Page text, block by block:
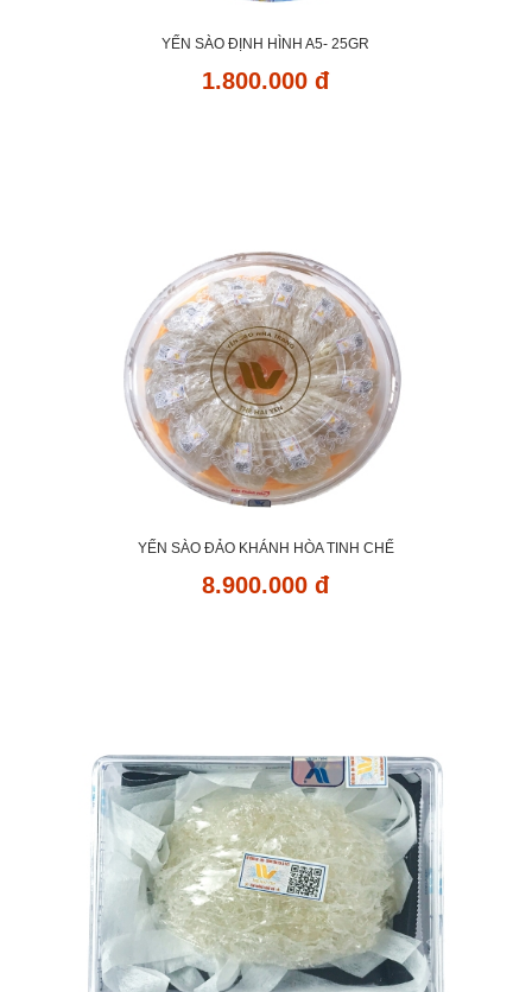
YẾN SÀO ĐỊNH HÌNH A5- 25GR
1.800.000 đ
YẾN SÀO ĐẢO KHÁNH HÒA TINH CHẾ
8.900.000 đ